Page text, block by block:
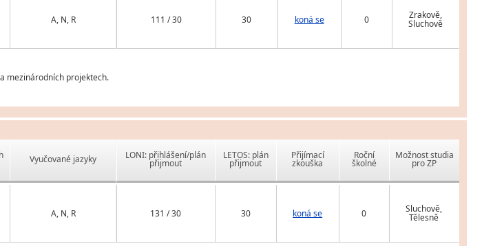
A, N, R 111 / 30 30 koná se 0 Zrakově,
Sluchově
mezinárodních projektech.
Vyučované jazyky
A, N, R
LONI: přihlášení/plán
přijmout
LETOS: plán
přijmout
Přijímací
zkouška
Roční
školné
Možnost studia
pro ZP
131 / 30 30 koná se 0 Sluchově,
Tělesně